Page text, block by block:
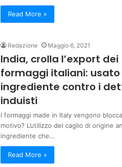
Read More »
Redazione Maggio 6, 2021
India, crolla l’export dei
formaggi italiani: usato
ingrediente contro i
induisti
I formaggi made in Italy vengono
motivo? L’utilizzo del caglio di origine
ingrediente che…
Read More »